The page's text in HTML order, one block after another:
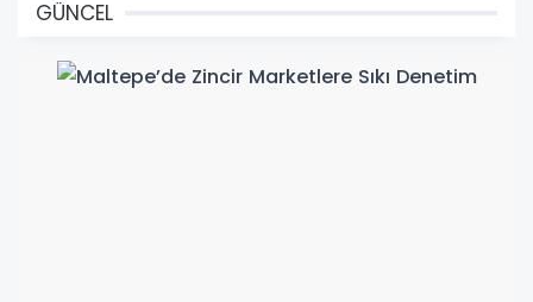
GÜNCEL